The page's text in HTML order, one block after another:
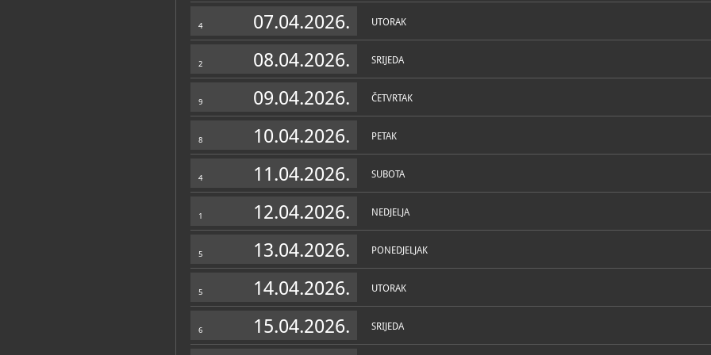
4 07.04.2026. UTORAK
2 08.04.2026. SRIJEDA
9 09.04.2026. ČETVRTAK
8 10.04.2026. PETAK
4 11.04.2026. SUBOTA
1 12.04.2026. NEDJELJA
5 13.04.2026. PONEDJELJAK
5 14.04.2026. UTORAK
6 15.04.2026. SRIJEDA